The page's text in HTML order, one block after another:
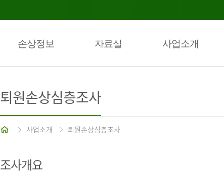
손상정보 자료실 사업소개
퇴원손상심층조사
홈 사업소개 퇴원손상심층조사
조사개요